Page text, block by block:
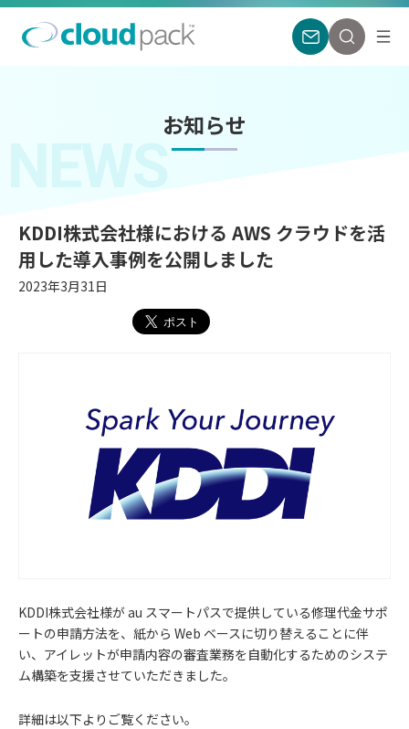
お知らせ
NEWS
KDDI株式会社様における AWS クラウドを活
用した導入事例を公開しました
2023年3月31日
KDDI株式会社様が au スマートパスで提供している修理代金サポ
ートの申請方法を、紙から Web ベースに切り替えることに伴
い、アイレットが申請内容の審査業務を自動化するためのシステ
ム構築を支援させていただきました。
詳細は以下よりご覧ください。
お